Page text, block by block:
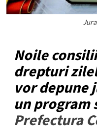
Noile
drepturi
vor depune
un program
Prefectura